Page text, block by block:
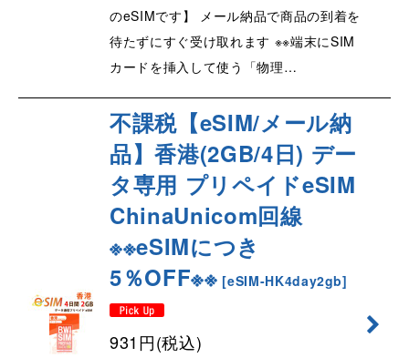
のeSIMです】 メール納品で商品の到着を
待たずにすぐ受け取れます ※※端末にSIM
カードを挿入して使う「物理…
不課税【eSIM/メール納
品】香港(2GB/4日) デー
タ専用 プリペイドeSIM
ChinaUnicom回線
※※eSIMにつき
5％OFF※※ [eSIM-HK4day2gb]
931円(税込)